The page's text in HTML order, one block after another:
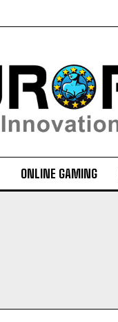
ONLINE GAMING